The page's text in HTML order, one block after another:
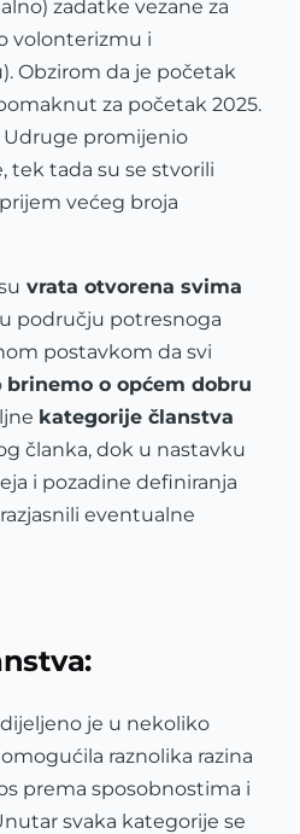
zadatke vezane za
volonterizmu i
Obzirom da je početak
za početak 2025.
promijenio
tek tada su se stvorili
većeg broja
vrata otvorena svima
u području potresnoga
postavkom da svi
brinemo o općem dobru
kategorije članstva
članka, dok u nastavku
i pozadine definiranja
eventualne
je u nekoliko
raznolika razina
prema sposobnostima i
svaka kategorije se